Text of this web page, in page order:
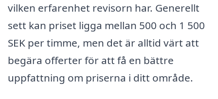
vilken erfarenhet revisorn har. Generellt
sett kan priset ligga mellan 500 och 1 500
SEK per timme, men det är alltid värt att
begära offerter för att få en bättre
uppfattning om priserna i ditt område.